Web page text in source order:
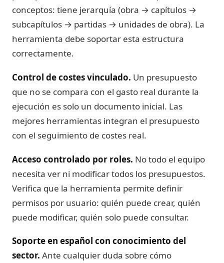
conceptos: tiene jerarquía (obra → capítulos →
subcapítulos → partidas → unidades de obra). La
herramienta debe soportar esta estructura
correctamente.
Control de costes vinculado. Un presupuesto
que no se compara con el gasto real durante la
ejecución es solo un documento inicial. Las
mejores herramientas integran el presupuesto
con el seguimiento de costes real.
Acceso controlado por roles. No todo el equipo
necesita ver ni modificar todos los presupuestos.
Verifica que la herramienta permite definir
permisos por usuario: quién puede crear, quién
puede modificar, quién solo puede consultar.
Soporte en español con conocimiento del
sector. Ante cualquier duda sobre cómo